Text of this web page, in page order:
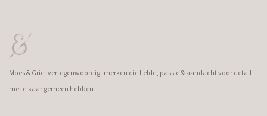
Moes & Griet vertegenwoordigt merken die liefde, passie & aandacht voor detail
met elkaar gemeen hebben.